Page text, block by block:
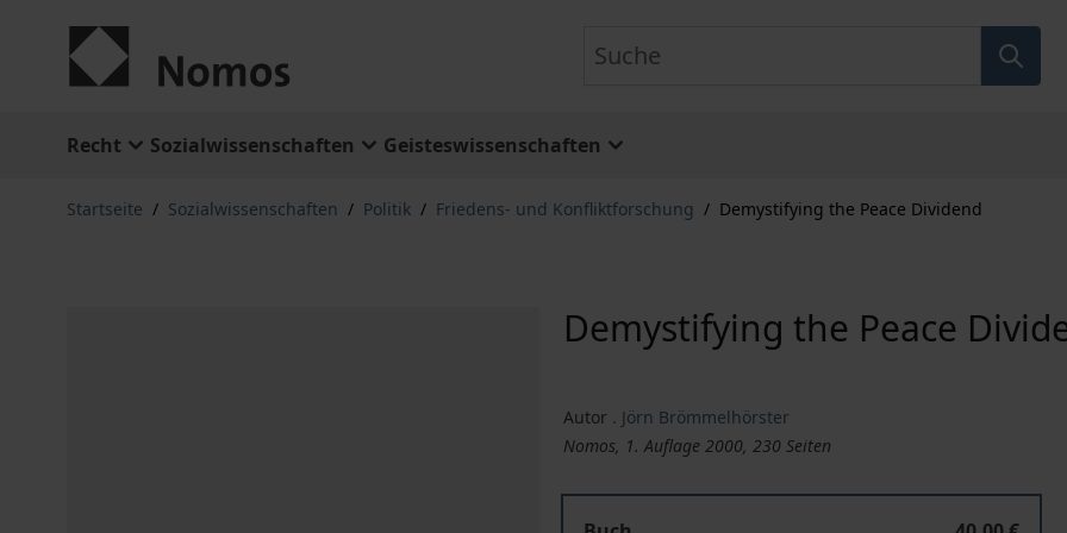
Recht Sozialwissenschaften Geisteswissenschaften
Startseite / Sozialwissenschaften / Politik / Friedens- und Konfliktforschung / Demystifying the Peace Dividend
Demystifying the Peace
Autor . Jörn Brömmelhörster
Nomos, 1. Auflage 2000, 230 Seiten